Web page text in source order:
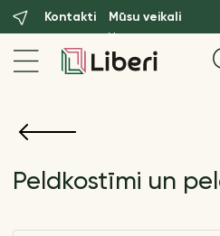
Kontakti Mūsu veikali
Peldkostīmi un